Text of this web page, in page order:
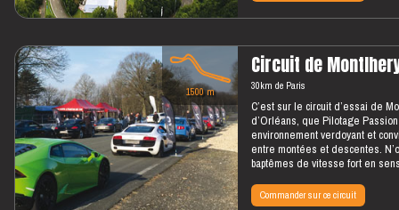
Circuit de
1500 m 30km de Paris
C’est sur le circuit d’essai de
d’Orléans, que Pilotage
environnement verdoyant et
entre montées et descentes.
baptêmes de vitesse fort en
Commander sur ce circuit